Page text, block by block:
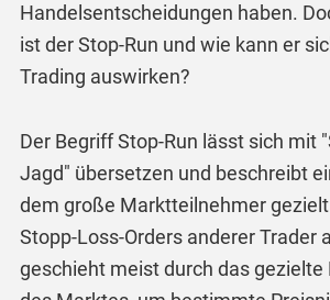
Handelsentscheidungen haben.
ist der Stop-Run und wie kann er
Trading auswirken?
Der Begriff Stop-Run lässt sich mit
Jagd" übersetzen und beschreibt
dem große Marktteilnehmer
Stopp-Loss-Orders anderer Trader
geschieht meist durch das gezielte